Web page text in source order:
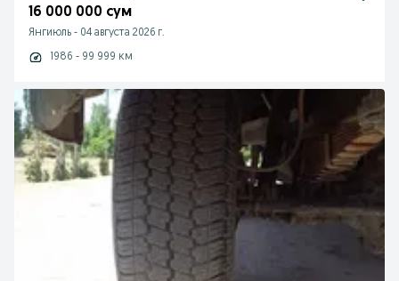
16 000 000 сум
Янгиюль - 04 августа 2026 г.
1986 - 99 999 км